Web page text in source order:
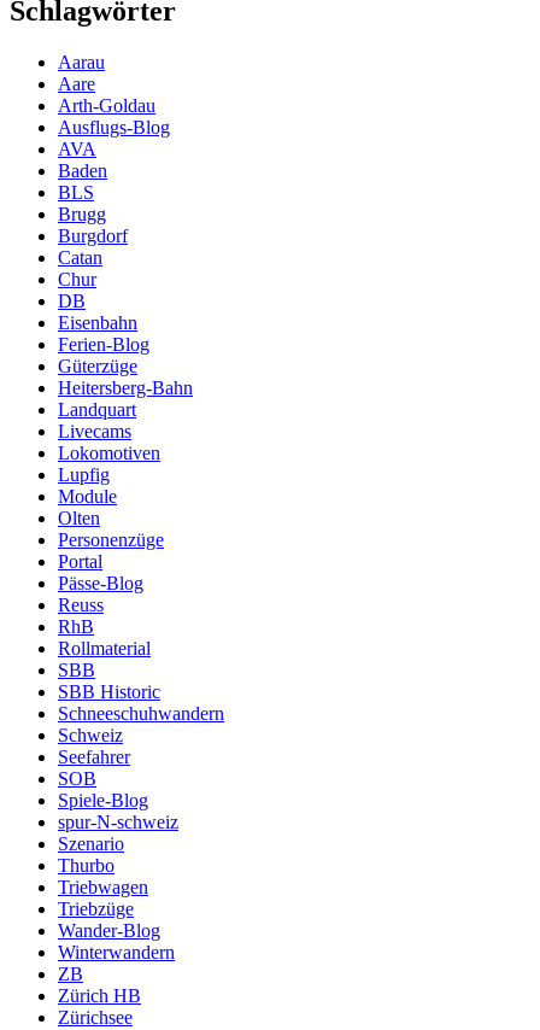
Schlagwörter
Aarau
Aare
Arth-Goldau
Ausflugs-Blog
AVA
Baden
BLS
Brugg
Burgdorf
Catan
Chur
DB
Eisenbahn
Ferien-Blog
Güterzüge
Heitersberg-Bahn
Landquart
Livecams
Lokomotiven
Lupfig
Module
Olten
Personenzüge
Portal
Pässe-Blog
Reuss
RhB
Rollmaterial
SBB
SBB Historic
Schneeschuhwandern
Schweiz
Seefahrer
SOB
Spiele-Blog
spur-N-schweiz
Szenario
Thurbo
Triebwagen
Triebzüge
Wander-Blog
Winterwandern
ZB
Zürich HB
Zürichsee